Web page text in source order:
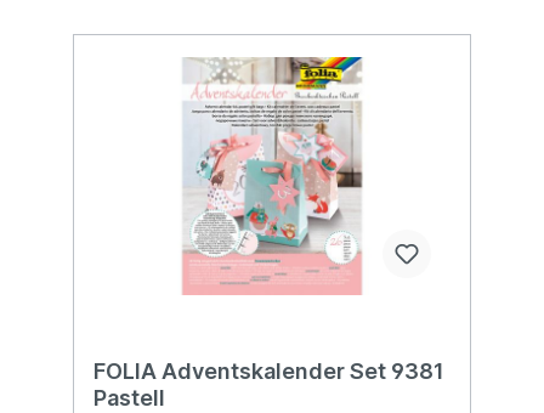
FOLIA Adventskalender Set 9381
Pastell